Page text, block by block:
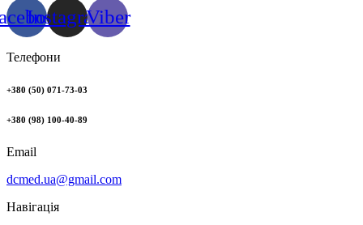
InstagramViber
Телефони
+380 (50) 071-73-03
+380 (98) 100-40-89
Email
dcmed.ua@gmail.com
Навігація